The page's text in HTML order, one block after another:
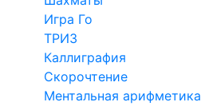
Игра Го
ТРИЗ
Каллиграфия
Скорочтение
Ментальная арифметика